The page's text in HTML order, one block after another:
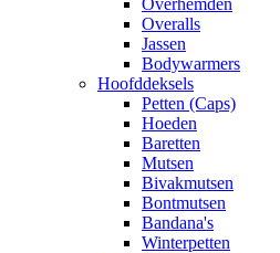
Overalls
Jassen
Bodywarmers
Hoofddeksels
Petten (Caps)
Hoeden
Baretten
Mutsen
Bivakmutsen
Bontmutsen
Bandana's
Winterpetten